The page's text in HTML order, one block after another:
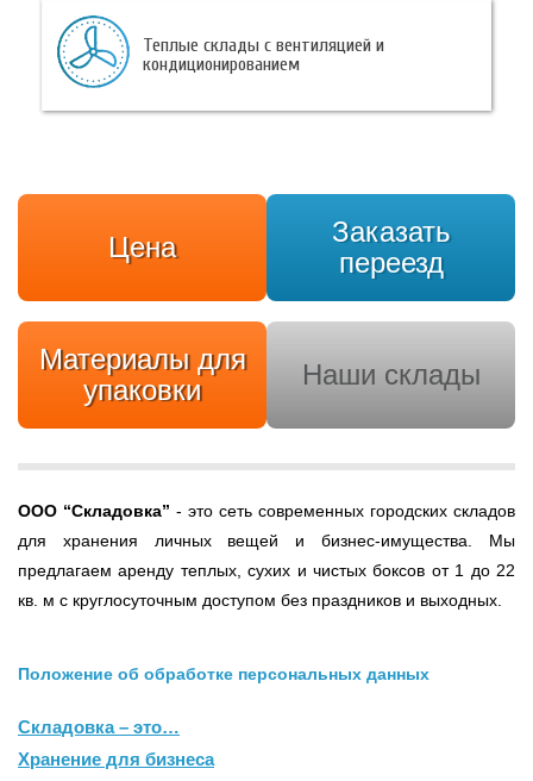
Теплые склады с вентиляцией и
кондиционированием
Цена
Заказать
переезд
Материалы для
упаковки
Наши склады
ООО “Складовка” - это сеть современных городских складов
для хранения личных вещей и бизнес-имущества. Мы
предлагаем аренду теплых, сухих и чистых боксов от 1 до 22
кв. м с круглосуточным доступом без праздников и выходных.
Положение об обработке персональных данных
Складовка – это…
Хранение для бизнеса